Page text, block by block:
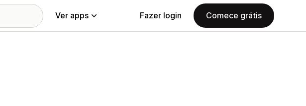
Ver apps Fazer login Comece grátis